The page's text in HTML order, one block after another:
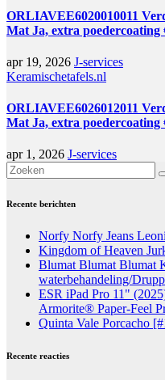
ORLIAVEE6020010011
Mat Ja, extra poedercoating
apr 19, 2026 J-services
Keramischetafels.nl
ORLIAVEE6026012011
Mat Ja, extra poedercoating
apr 1, 2026 J-services
Recente berichten
Norfy Norfy Jeans
Kingdom of Heaven
Blumat Blumat Blumat
waterbehandeling/
ESR iPad Pro 11"
Armorite® Paper-Feel
Quinta Vale Porcacho
Recente reacties